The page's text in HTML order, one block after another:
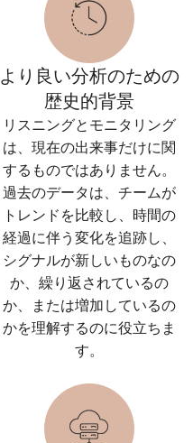
より良い分析のための
歴史的背景
リスニングとモニタリング
は、現在の出来事だけに関
するものではありません。
過去のデータは、チームが
トレンドを比較し、時間の
経過に伴う変化を追跡し、
シグナルが新しいものなの
か、繰り返されているの
か、または増加しているの
かを理解するのに役立ちま
す。